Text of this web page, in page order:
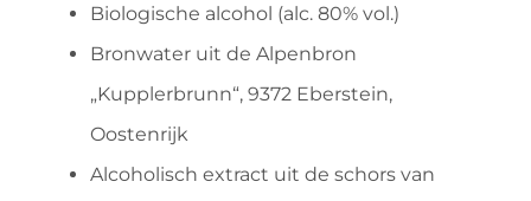
Biologische alcohol (alc. 80% vol.)
Bronwater uit de Alpenbron
„Kupplerbrunn“, 9372 Eberstein,
Oostenrijk
Alcoholisch extract uit de schors van